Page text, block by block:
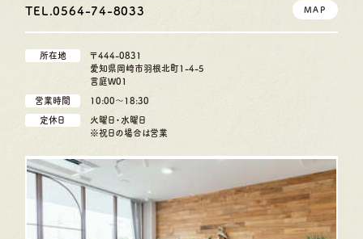
TEL.0564-74-8033 MAP
所在地
〒444-0831
愛知県岡崎市羽根北町1-4-5
言庭W01
営業時間 10:00〜18:30
定休日
火曜日・水曜日
※祝日の場合は営業